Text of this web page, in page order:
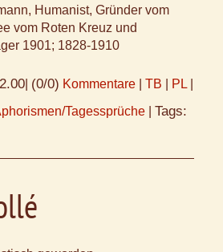
Humanist, Gründer vom
vom Roten Kreuz und
1901; 1828-1910
(0/0) Kommentare TB PL
Tagessprüche Tags: